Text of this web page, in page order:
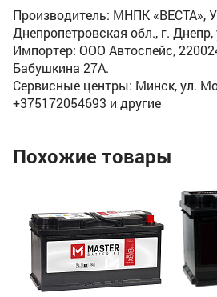
Производитель: МНПК «ВЕСТА»,
Днепропетровская обл., г.
Импортер: ООО Автоспейс,
Бабушкина 27А.
Сервисные центры: Минск, ул.
+375172054693 и другие
Похожие товары